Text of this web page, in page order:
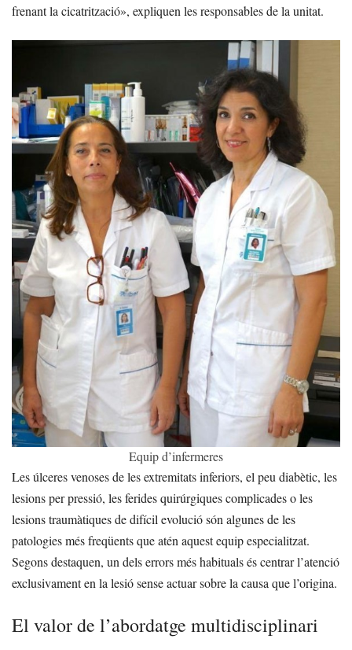
frenant la cicatrització», expliquen les responsables de la unitat.
Equip d’infermeres
Les úlceres venoses de les extremitats inferiors, el peu diabètic, les
lesions per pressió, les ferides quirúrgiques complicades o les
lesions traumàtiques de difícil evolució són algunes de les
patologies més freqüents que atén aquest equip especialitzat.
Segons destaquen, un dels errors més habituals és centrar l’atenció
exclusivament en la lesió sense actuar sobre la causa que l’origina.
El valor de l’abordatge multidisciplinari